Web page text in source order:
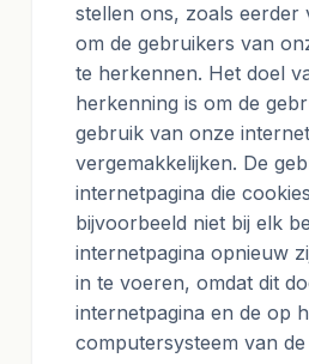
stellen ons, zoals eerder
om de gebruikers van
te herkennen. Het doel
herkenning is om de
gebruik van onze
vergemakkelijken. De
internetpagina die
bijvoorbeeld niet bij elk
internetpagina opnieuw
in te voeren, omdat dit
internetpagina en de op
computersysteem van